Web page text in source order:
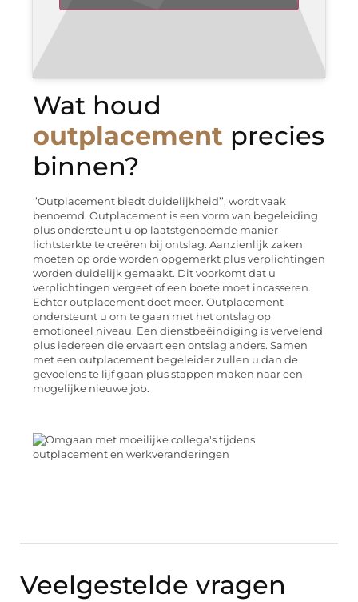
Wat houd
outplacement precies
binnen?
‘’Outplacement biedt duidelijkheid’’, wordt vaak
benoemd. Outplacement is een vorm van begeleiding
plus ondersteunt u op laatstgenoemde manier
lichtsterkte te creëren bij ontslag. Aanzienlijk zaken
moeten op orde worden opgemerkt plus verplichtingen
worden duidelijk gemaakt. Dit voorkomt dat u
verplichtingen vergeet of een boete moet incasseren.
Echter outplacement doet meer. Outplacement
ondersteunt u om te gaan met het ontslag op
emotioneel niveau. Een dienstbeëindiging is vervelend
plus iedereen die ervaart een ontslag anders. Samen
met een outplacement begeleider zullen u dan de
gevoelens te lijf gaan plus stappen maken naar een
mogelijke nieuwe job.
Veelgestelde vragen